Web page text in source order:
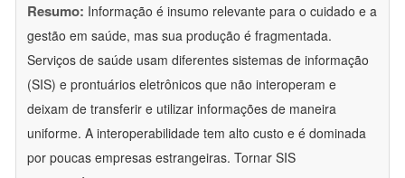
Resumo: Informação é insumo relevante para o cuidado e a
gestão em saúde, mas sua produção é fragmentada.
Serviços de saúde usam diferentes sistemas de informação
(SIS) e prontuários eletrônicos que não interoperam e
deixam de transferir e utilizar informações de maneira
uniforme. A interoperabilidade tem alto custo e é dominada
por poucas empresas estrangeiras. Tornar SIS